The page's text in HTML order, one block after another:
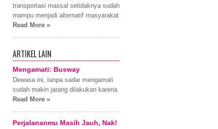
transportasi massal setidaknya sudah
mampu menjadi alternatif masyarakat
Read More »
ARTIKEL LAIN
Mengamati: Busway
Dewasa ini, tanpa sadar mengamati
sudah makin jarang dilakukan karena
Read More »
Perjalananmu Masih Jauh, Nak!